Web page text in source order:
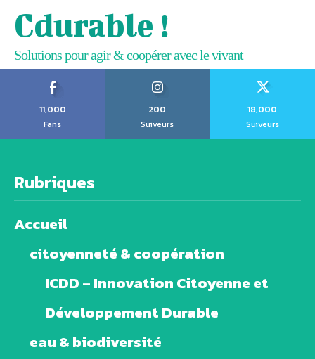
Cdurable !
Solutions pour agir & coopérer avec le vivant
11,000
Fans
200
Suiveurs
18,000
Suiveurs
Rubriques
Accueil
citoyenneté & coopération
ICDD – Innovation Citoyenne et
Développement Durable
eau & biodiversité